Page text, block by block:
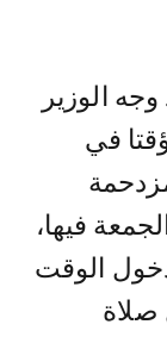
الوزير
في
فيها،
الوقت
صلاة